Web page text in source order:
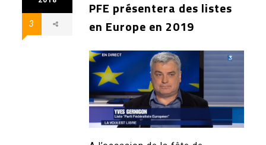
3
PFE présentera des listes
en Europe en 2019